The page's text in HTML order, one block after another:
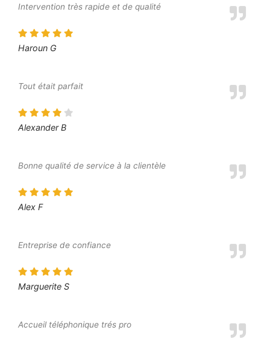
Intervention très rapide et de qualité
Haroun G
Tout était parfait
Alexander B
Bonne qualité de service à la clientèle
Alex F
Entreprise de confiance
Marguerite S
Accueil téléphonique trés pro